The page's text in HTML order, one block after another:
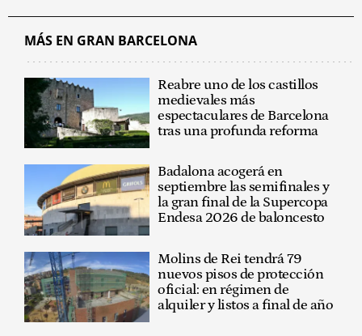
MÁS EN GRAN BARCELONA
Reabre uno de los castillos
medievales más
espectaculares de Barcelona
tras una profunda reforma
Badalona acogerá en
septiembre las semifinales y
la gran final de la Supercopa
Endesa 2026 de baloncesto
Molins de Rei tendrá 79
nuevos pisos de protección
oficial: en régimen de
alquiler y listos a final de año